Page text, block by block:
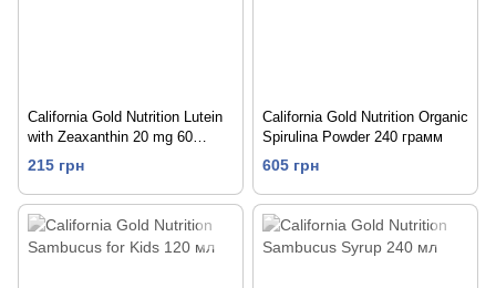
California Gold Nutrition Lutein
with Zeaxanthin 20 mg 60
капсул
215 грн
California Gold Nutrition Organic
Spirulina Powder 240 грамм
605 грн